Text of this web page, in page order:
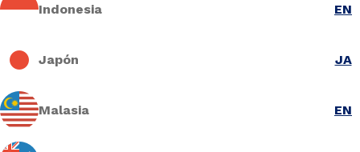
Indonesia EN
Japón JA
Malasia EN